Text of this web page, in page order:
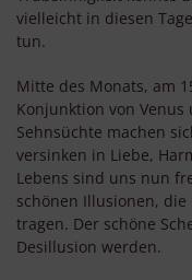
vielleicht in diesen
tun.
Mitte des Monats, am
Konjunktion von
Sehnsüchte machen
versinken in Liebe,
Lebens sind uns nun
schönen Illusionen,
tragen. Der schöne
Desillusion werden.